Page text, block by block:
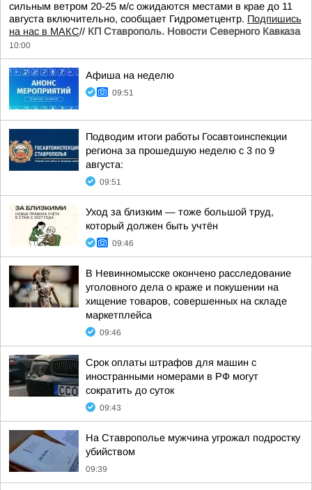
сильным ветром 20-25 м/с ожидаются местами в крае до 11
августа включительно, сообщает Гидрометцентр. Подпишись
на нас в МАКС// КП Ставрополь. Новости Северного Кавказа
10:00
Афиша на неделю
09:51
Подводим итоги работы Госавтоинспекции
региона за прошедшую неделю с 3 по 9
августа:
09:51
Уход за близким — тоже большой труд,
который должен быть учтён
09:46
В Невинномысске окончено расследование
уголовного дела о краже и покушении на
хищение товаров, совершенных на складе
маркетплейса
09:46
Срок оплаты штрафов для машин с
иностранными номерами в РФ могут
сократить до суток
09:43
На Ставрополье мужчина угрожал подростку
убийством
09:39